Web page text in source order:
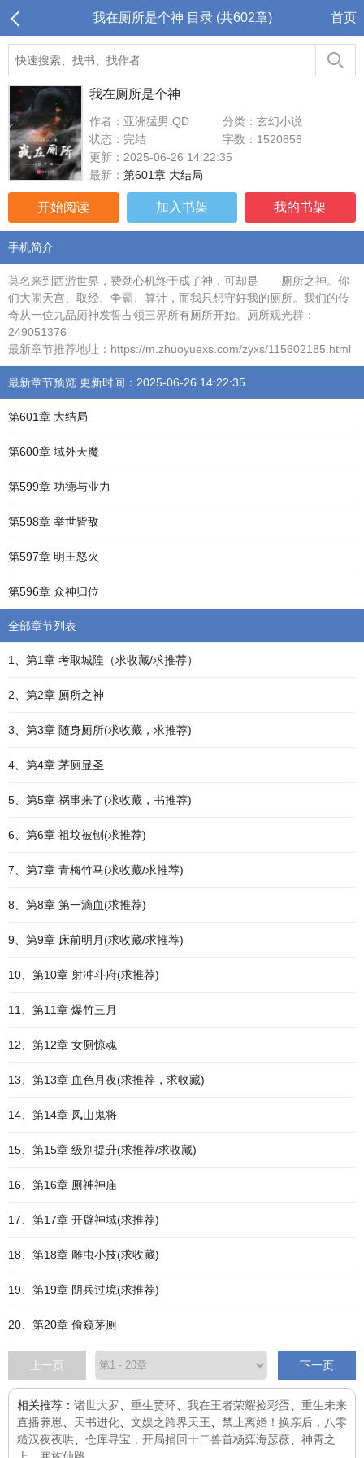
我在厕所是个神 目录 (共602章) 首页
我在厕所是个神
作者：亚洲猛男.QD
分类：玄幻小说
状态：完结
字数：1520856
更新：2025-06-26 14:22:35
最新： 第601章 大结局
开始阅读 加入书架 我的书架
手机简介
莫名来到西游世界，费劲心机终于成了神，可却是——厕所之神。你
们大闹天宫、取经、争霸、算计，而我只想守好我的厕所。我们的传
奇从一位九品厕神发誓占领三界所有厕所开始。厕所观光群：
249051376
最新章节推荐地址：https://m.zhuoyuexs.com/zyxs/115602185.html
最新章节预览 更新时间：2025-06-26 14:22:35
第601章 大结局
第600章 域外天魔
第599章 功德与业力
第598章 举世皆敌
第597章 明王怒火
第596章 众神归位
全部章节列表
1、第1章 考取城隍（求收藏/求推荐）
2、第2章 厕所之神
3、第3章 随身厕所(求收藏，求推荐)
4、第4章 茅厕显圣
5、第5章 祸事来了(求收藏，书推荐)
6、第6章 祖坟被刨(求推荐)
7、第7章 青梅竹马(求收藏/求推荐)
8、第8章 第一滴血(求推荐)
9、第9章 床前明月(求收藏/求推荐)
10、第10章 射冲斗府(求推荐)
11、第11章 爆竹三月
12、第12章 女厕惊魂
13、第13章 血色月夜(求推荐，求收藏)
14、第14章 凤山鬼将
15、第15章 级别提升(求推荐/求收藏)
16、第16章 厕神神庙
17、第17章 开辟神域(求推荐)
18、第18章 雕虫小技(求收藏)
19、第19章 阴兵过境(求推荐)
20、第20章 偷窥茅厕
上一页 下一页
相关推荐： 诸世大罗 重生贾环 我在王者荣耀捡彩蛋
重生未来
直播养崽
天书进化 文娱之跨界天王
禁止离婚！换亲后，八零
糙汉夜夜哄
仓库寻宝，开局捐回十二兽首杨弈海瑟薇
神霄之